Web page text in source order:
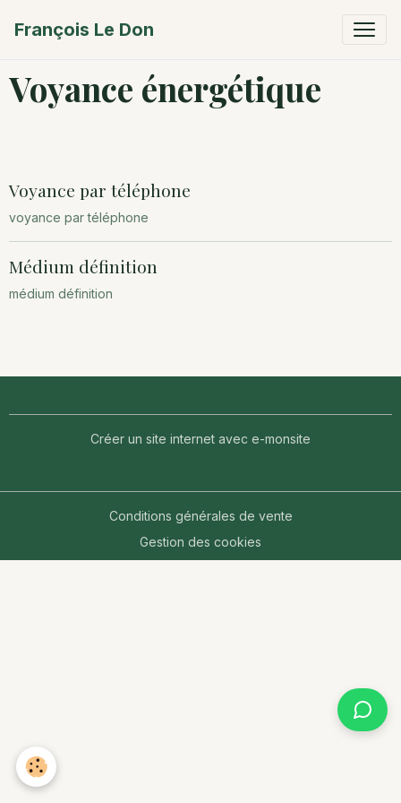
François Le Don
Voyance énergétique
Voyance par téléphone
voyance par téléphone
Médium définition
médium définition
Créer un site internet avec e-monsite
Conditions générales de vente
Gestion des cookies